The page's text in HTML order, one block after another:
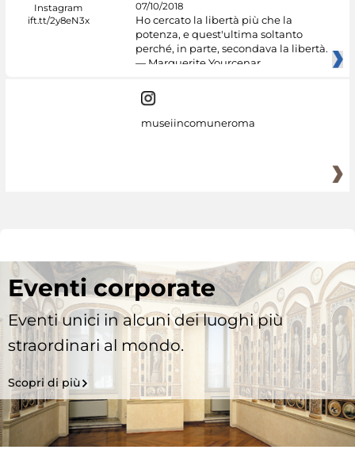
07/10/2018
Ho cercato la libertà più che la
potenza, e quest'ultima soltanto
perché, in parte, secondava la libertà.
— Marguerite Yourcenar
museiincomuneroma
Eventi corporate
Eventi unici in alcuni dei luoghi più
straordinari al mondo.
Scopri di più